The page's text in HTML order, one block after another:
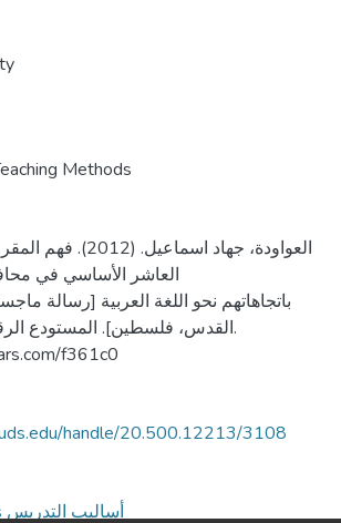
Methods
العواودة، جهاد
العاشر الأساسي في
باتجاهاتهم نحو اللغة العربية [رسالة
القدس، فلسطين]. المستودع
f361c0
handle/20.500.12213/3108
Teaching Methods أساليب التدريس